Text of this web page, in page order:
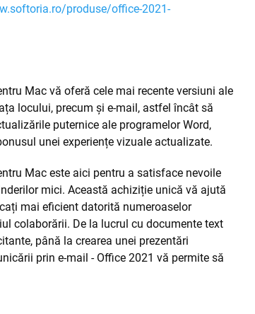
produse/office-2021-
Mac vă oferă cele mai recente versiuni ale
locului, precum și e-mail, astfel încât să
puternice ale programelor Word,
unei experiențe vizuale actualizate.
Mac este aici pentru a satisface nevoile
mici. Această achiziție unică vă ajută
mai eficient datorită numeroaselor
colaborării. De la lucrul cu documente text
până la crearea unei prezentări
prin e-mail - Office 2021 vă permite să